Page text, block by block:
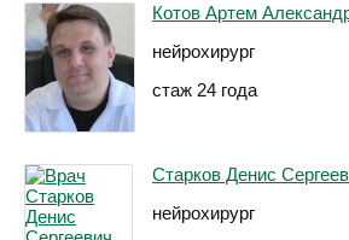
Котов Артем
нейрохирург
стаж 24 года
Старков Денис
нейрохирург